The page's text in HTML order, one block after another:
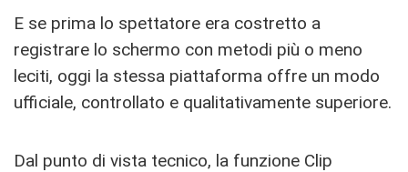
E se prima lo spettatore era costretto a
registrare lo schermo con metodi più o meno
leciti, oggi la stessa piattaforma offre un modo
ufficiale, controllato e qualitativamente superiore.
Dal punto di vista tecnico, la funzione Clip